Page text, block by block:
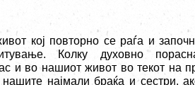
кој повторно се раѓа и
Колку духовно
и во нашиот живот во текот на
најмали браќа и сестри,